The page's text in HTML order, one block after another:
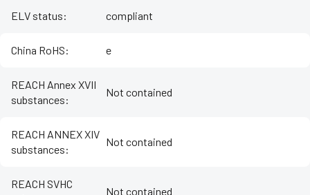
ELV status: compliant
China RoHS: e
REACH Annex XVII
substances:
Not contained
REACH ANNEX XIV
substances:
Not contained
REACH SVHC
Not contained